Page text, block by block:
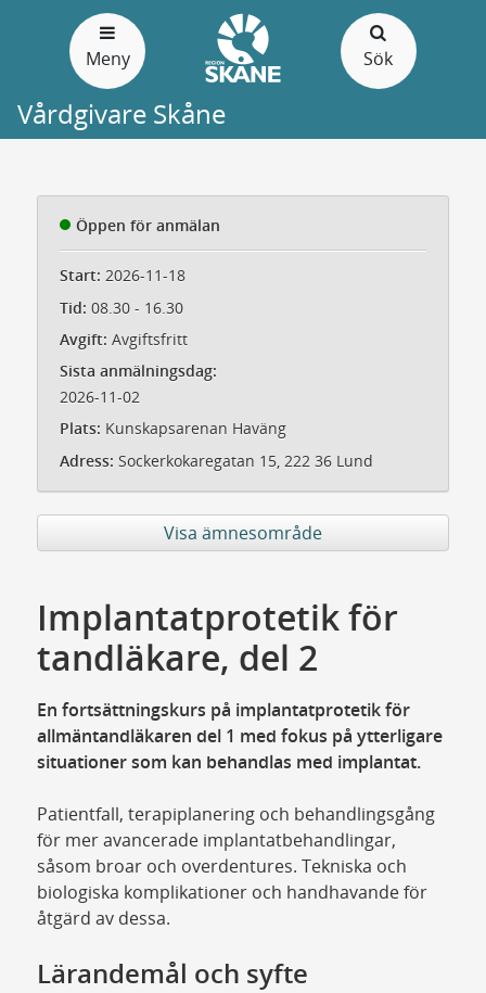
Meny Sök
Vårdgivare Skåne
Öppen för anmälan
Start: 2026-11-18
Tid: 08.30 - 16.30
Avgift: Avgiftsfritt
Sista anmälningsdag:
2026-11-02
Plats: Kunskapsarenan Haväng
Adress: Sockerkokaregatan 15, 222 36 Lund
Visa ämnesområde
Implantatprotetik för
tandläkare, del 2
En fortsättningskurs på implantatprotetik för
allmäntandläkaren del 1 med fokus på ytterligare
situationer som kan behandlas med implantat.
Patientfall, terapiplanering och behandlingsgång
för mer avancerade implantatbehandlingar,
såsom broar och overdentures. Tekniska och
biologiska komplikationer och handhavande för
åtgärd av dessa.
Lärandemål och syfte